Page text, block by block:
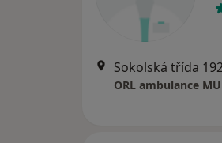
Sokolská třída
ORL ambulance